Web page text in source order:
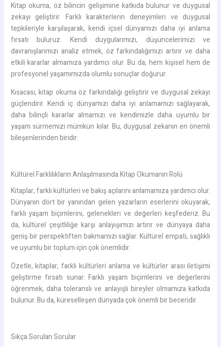
Kitap okuma, öz bilincin gelişimine katkıda bulunur ve duygusal
zekayı geliştirir. Farklı karakterlerin deneyimleri ve duygusal
tepkileriyle karşılaşarak, kendi içsel dünyamızı daha iyi anlama
fırsatı buluruz. Kendi duygularımızı, düşüncelerimizi ve
davranışlarımızı analiz etmek, öz farkındalığımızı artırır ve daha
etkili kararlar almamıza yardımcı olur. Bu da, hem kişisel hem de
profesyonel yaşamımızda olumlu sonuçlar doğurur.
Kısacası, kitap okuma öz farkındalığı geliştirir ve duygusal zekayı
güçlendirir. Kendi iç dünyamızı daha iyi anlamamızı sağlayarak,
daha bilinçli kararlar almamızı ve kendimizle daha uyumlu bir
yaşam sürmemizi mümkün kılar. Bu, duygusal zekanın en önemli
bileşenlerinden biridir.
Kültürel Farklılıkların Anlaşılmasında Kitap Okumanın Rolü
Kitaplar, farklı kültürleri ve bakış açılarını anlamamıza yardımcı olur.
Dünyanın dört bir yanından gelen yazarların eserlerini okuyarak,
farklı yaşam biçimlerini, gelenekleri ve değerleri keşfederiz. Bu
da, kültürel çeşitliliğe karşı anlayışımızı artırır ve dünyaya daha
geniş bir perspektiften bakmamızı sağlar. Kültürel empati, sağlıklı
ve uyumlu bir toplum için çok önemlidir.
Özetle, kitaplar, farklı kültürleri anlama ve kültürler arası iletişimi
geliştirme fırsatı sunar. Farklı yaşam biçimlerini ve değerlerini
öğrenmek, daha toleranslı ve anlayışlı bireyler olmamıza katkıda
bulunur. Bu da, küreselleşen dünyada çok önemli bir beceridir.
Sıkça Sorulan Sorular